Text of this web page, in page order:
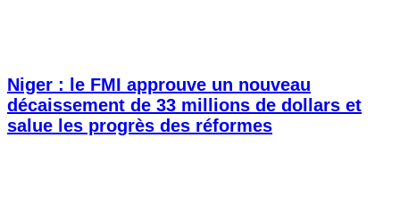
Niger : le FMI approuve un nouveau
décaissement de 33 millions de dollars et
salue les progrès des réformes